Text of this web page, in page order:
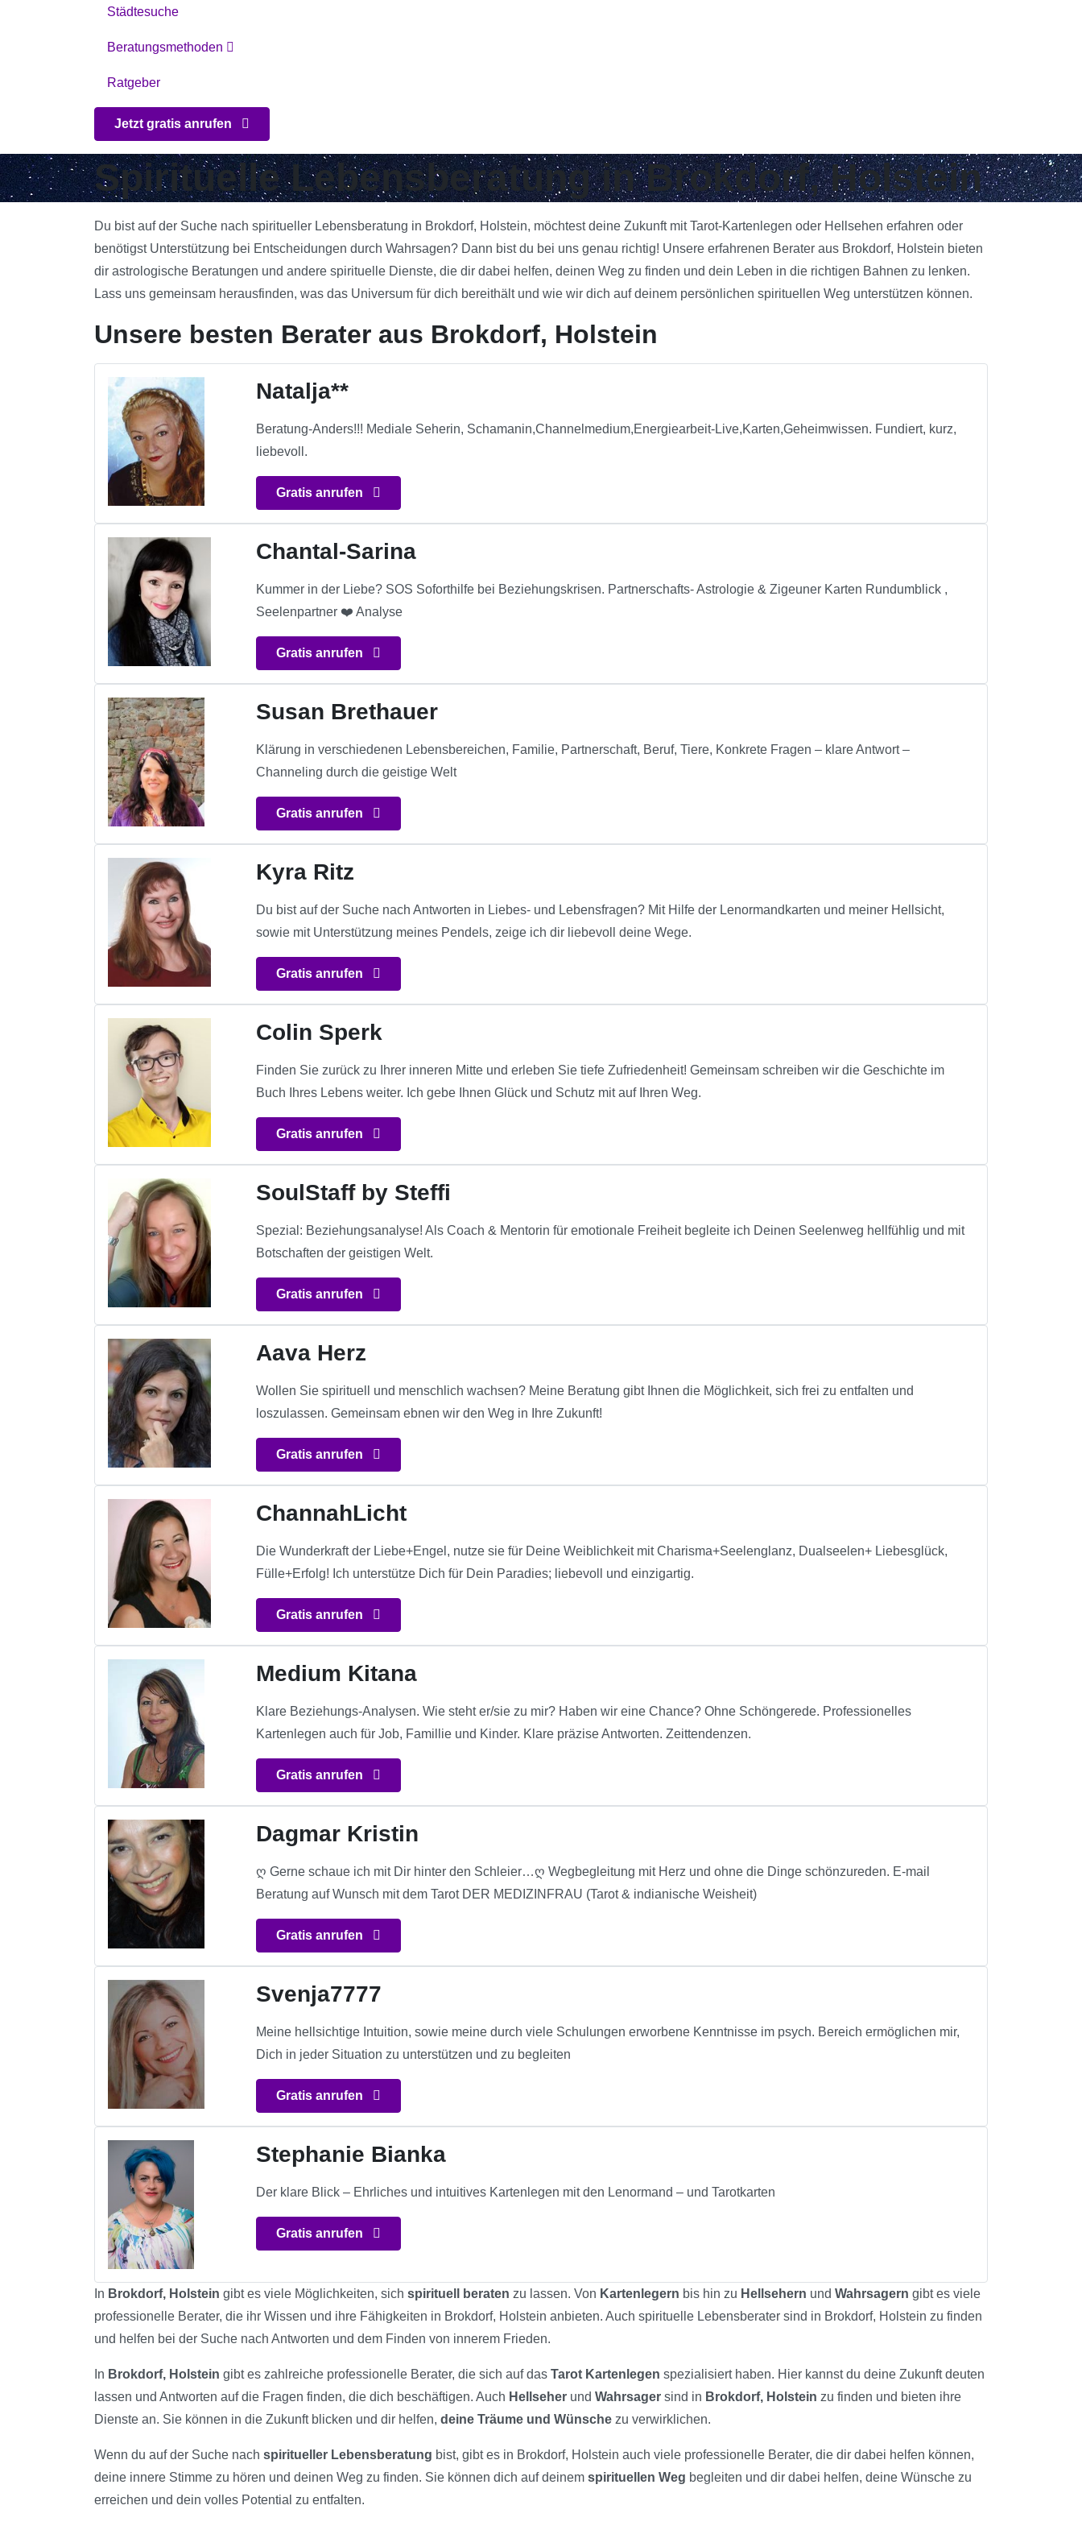
Städtesuche
Beratungsmethoden
Ratgeber
Jetzt gratis anrufen
Spirituelle Lebensberatung in Brokdorf, Holstein
Du bist auf der Suche nach spiritueller Lebensberatung in Brokdorf, Holstein, möchtest deine Zukunft mit Tarot-Kartenlegen oder Hellsehen erfahren oder
benötigst Unterstützung bei Entscheidungen durch Wahrsagen? Dann bist du bei uns genau richtig! Unsere erfahrenen Berater aus Brokdorf, Holstein bieten
dir astrologische Beratungen und andere spirituelle Dienste, die dir dabei helfen, deinen Weg zu finden und dein Leben in die richtigen Bahnen zu lenken.
Lass uns gemeinsam herausfinden, was das Universum für dich bereithält und wie wir dich auf deinem persönlichen spirituellen Weg unterstützen können.
Unsere besten Berater aus Brokdorf, Holstein
Natalja**
Beratung-Anders!!! Mediale Seherin, Schamanin,Channelmedium,Energiearbeit-Live,Karten,Geheimwissen. Fundiert, kurz,
liebevoll.
Gratis anrufen
Chantal-Sarina
Kummer in der Liebe? SOS Soforthilfe bei Beziehungskrisen. Partnerschafts- Astrologie & Zigeuner Karten Rundumblick ,
Seelenpartner ❤️ Analyse
Gratis anrufen
Susan Brethauer
Klärung in verschiedenen Lebensbereichen, Familie, Partnerschaft, Beruf, Tiere, Konkrete Fragen – klare Antwort –
Channeling durch die geistige Welt
Gratis anrufen
Kyra Ritz
Du bist auf der Suche nach Antworten in Liebes- und Lebensfragen? Mit Hilfe der Lenormandkarten und meiner Hellsicht,
sowie mit Unterstützung meines Pendels, zeige ich dir liebevoll deine Wege.
Gratis anrufen
Colin Sperk
Finden Sie zurück zu Ihrer inneren Mitte und erleben Sie tiefe Zufriedenheit! Gemeinsam schreiben wir die Geschichte im
Buch Ihres Lebens weiter. Ich gebe Ihnen Glück und Schutz mit auf Ihren Weg.
Gratis anrufen
SoulStaff by Steffi
Spezial: Beziehungsanalyse! Als Coach & Mentorin für emotionale Freiheit begleite ich Deinen Seelenweg hellfühlig und mit
Botschaften der geistigen Welt.
Gratis anrufen
Aava Herz
Wollen Sie spirituell und menschlich wachsen? Meine Beratung gibt Ihnen die Möglichkeit, sich frei zu entfalten und
loszulassen. Gemeinsam ebnen wir den Weg in Ihre Zukunft!
Gratis anrufen
ChannahLicht
Die Wunderkraft der Liebe+Engel, nutze sie für Deine Weiblichkeit mit Charisma+Seelenglanz, Dualseelen+ Liebesglück,
Fülle+Erfolg! Ich unterstütze Dich für Dein Paradies; liebevoll und einzigartig.
Gratis anrufen
Medium Kitana
Klare Beziehungs-Analysen. Wie steht er/sie zu mir? Haben wir eine Chance? Ohne Schöngerede. Professionelles
Kartenlegen auch für Job, Famillie und Kinder. Klare präzise Antworten. Zeittendenzen.
Gratis anrufen
Dagmar Kristin
ღ Gerne schaue ich mit Dir hinter den Schleier…ღ Wegbegleitung mit Herz und ohne die Dinge schönzureden. E-mail
Beratung auf Wunsch mit dem Tarot DER MEDIZINFRAU (Tarot & indianische Weisheit)
Gratis anrufen
Svenja7777
Meine hellsichtige Intuition, sowie meine durch viele Schulungen erworbene Kenntnisse im psych. Bereich ermöglichen mir,
Dich in jeder Situation zu unterstützen und zu begleiten
Gratis anrufen
Stephanie Bianka
Der klare Blick – Ehrliches und intuitives Kartenlegen mit den Lenormand – und Tarotkarten
Gratis anrufen
In Brokdorf, Holstein gibt es viele Möglichkeiten, sich spirituell beraten zu lassen. Von Kartenlegern bis hin zu Hellsehern und Wahrsagern gibt es viele
professionelle Berater, die ihr Wissen und ihre Fähigkeiten in Brokdorf, Holstein anbieten. Auch spirituelle Lebensberater sind in Brokdorf, Holstein zu finden
und helfen bei der Suche nach Antworten und dem Finden von innerem Frieden.
In Brokdorf, Holstein gibt es zahlreiche professionelle Berater, die sich auf das Tarot Kartenlegen spezialisiert haben. Hier kannst du deine Zukunft deuten
lassen und Antworten auf die Fragen finden, die dich beschäftigen. Auch Hellseher und Wahrsager sind in Brokdorf, Holstein zu finden und bieten ihre
Dienste an. Sie können in die Zukunft blicken und dir helfen, deine Träume und Wünsche zu verwirklichen.
Wenn du auf der Suche nach spiritueller Lebensberatung bist, gibt es in Brokdorf, Holstein auch viele professionelle Berater, die dir dabei helfen können,
deine innere Stimme zu hören und deinen Weg zu finden. Sie können dich auf deinem spirituellen Weg begleiten und dir dabei helfen, deine Wünsche zu
erreichen und dein volles Potential zu entfalten.